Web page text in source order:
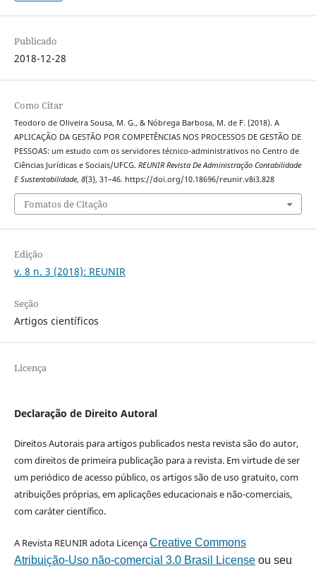
Publicado
2018-12-28
Como Citar
Teodoro de Oliveira Sousa, M. G., & Nóbrega Barbosa, M. de F. (2018). A
APLICAÇÃO DA GESTÃO POR COMPETÊNCIAS NOS PROCESSOS DE GESTÃO DE
PESSOAS: um estudo com os servidores técnico-administrativos no Centro de
Ciências Jurídicas e Sociais/UFCG. REUNIR Revista De Administração Contabilidade
E Sustentabilidade, 8(3), 31–46. https://doi.org/10.18696/reunir.v8i3.828
Fomatos de Citação
Edição
v. 8 n. 3 (2018): REUNIR
Seção
Artigos científicos
Licença
Declaração de Direito Autoral
Direitos Autorais para artigos publicados nesta revista são do autor,
com direitos de primeira publicação para a revista. Em virtude de ser
um periódico de acesso público, os artigos são de uso gratuito, com
atribuições próprias, em aplicações educacionais e não-comerciais,
com caráter científico.
A Revista REUNIR adota LicençaCreative Commons
Atribuição-Uso não-comercial 3.0 Brasil Licenseou seu